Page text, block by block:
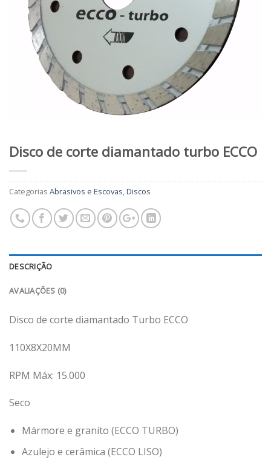
Disco de corte diamantado turbo ECCO
Categorias Abrasivos e Escovas,Discos
DESCRIÇÃO
AVALIAÇÕES (0)
Disco de corte diamantado Turbo ECCO
110X8X20MM
RPM Máx: 15.000
Seco
Mármore e granito (ECCO TURBO)
Azulejo e cerâmica (ECCO LISO)